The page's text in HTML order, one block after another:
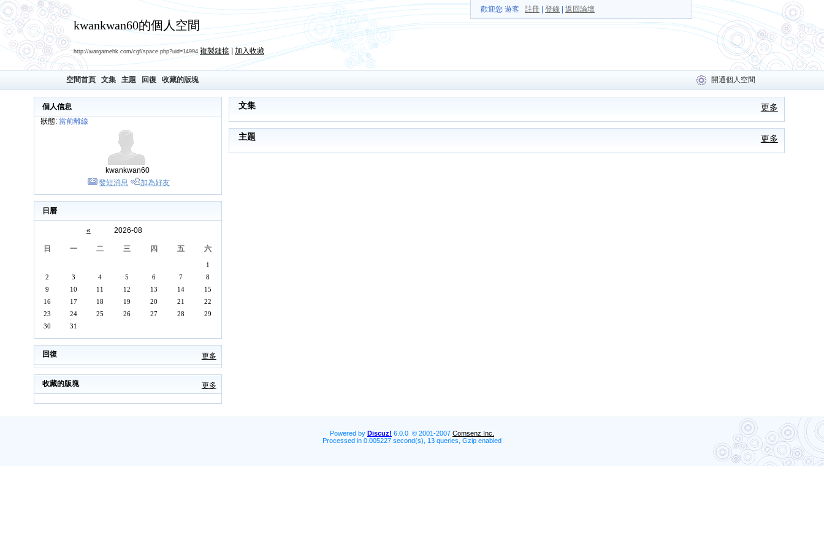
歡迎您 遊客 註冊| 登錄| 返回論壇
kwankwan60的個人空間
http://wargamehk.com/cgf/space.php?uid=14994 複製鏈接 加入收藏
空間首頁 文集 主題 回復 收藏的版塊 開通個人空間
個人信息
狀態: 當前離線
kwankwan60
發短消息
加為好友
日曆
« 2026-08
日 一 二 三 四 五 六
1
2
3 4 5 6 7
8
9
10 11 12 13 14
15
16
17 18 19 20 21
22
23
24 25 26 27 28
29
30
31
回復 更多
收藏的版塊 更多
文集 更多
主題 更多
Powered by Discuz! 6.0.0 © 2001-2007 Comsenz Inc.
Processed in 0.005227 second(s), 13 queries, Gzip enabled